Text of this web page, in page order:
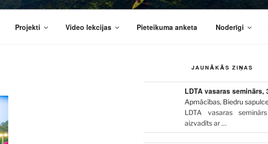
Projekti Video lekcijas Pieteikuma anketa Noderīgi
JAUNĀKĀS ZIŅAS
LDTA vasaras seminārs,
Apmācības, Biedru
LDTA vasaras
aizvadīts ar…